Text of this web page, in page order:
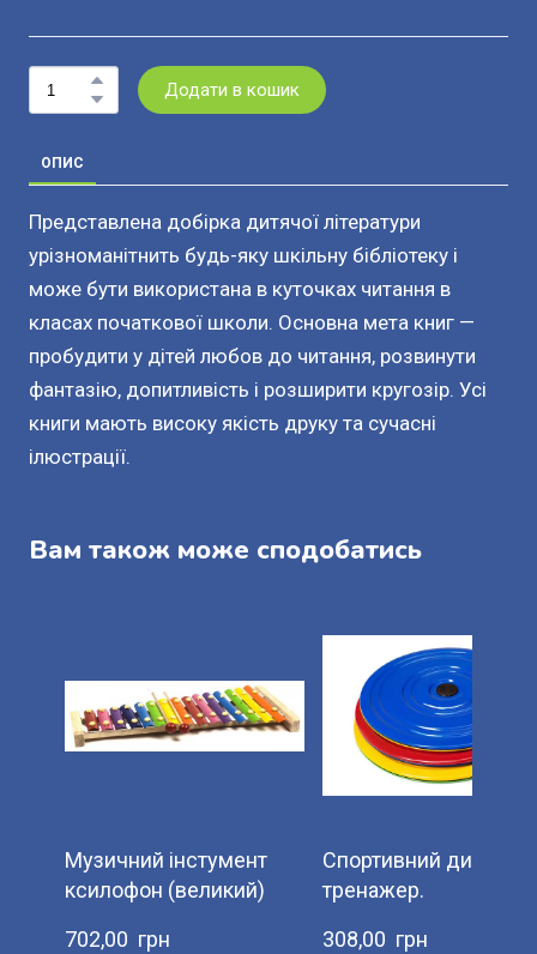
Додати в кошик
ОПИС
Представлена добірка дитячої літератури
урізноманітнить будь-яку шкільну бібліотеку і
може бути використана в куточках читання в
класах початкової школи. Основна мета книг —
пробудити у дітей любов до читання, розвинути
фантазію, допитливість і розширити кругозір. Усі
книги мають високу якість друку та сучасні
ілюстрації.
Вам також може сподобатись
Музичний інстумент
ксилофон (великий)
702,00  грн
Спортивний диск-
тренажер.
308,00  грн